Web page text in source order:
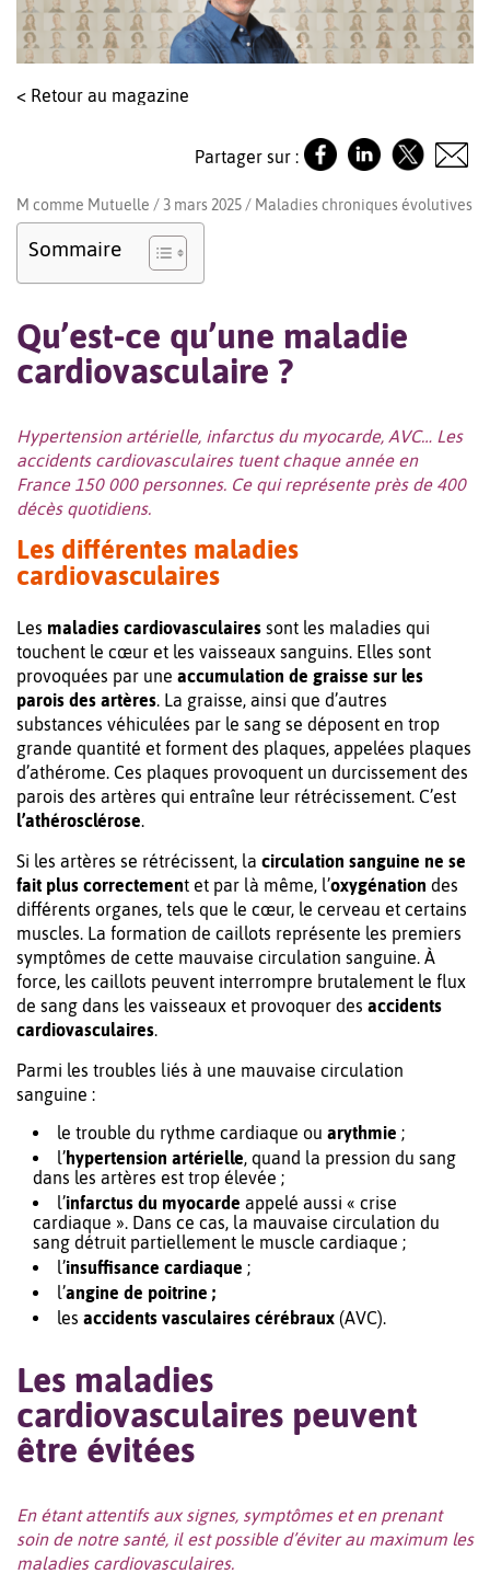
< Retour au magazine
Partager sur :
M comme Mutuelle / 3 mars 2025 / Maladies chroniques évolutives
Sommaire
Qu’est-ce qu’une maladie
cardiovasculaire ?
Hypertension artérielle, infarctus du myocarde, AVC… Les
accidents cardiovasculaires tuent chaque année en
France 150 000 personnes. Ce qui représente près de 400
décès quotidiens.
Les différentes maladies
cardiovasculaires
Les maladies cardiovasculaires sont les maladies qui
touchent le cœur et les vaisseaux sanguins. Elles sont
provoquées par une accumulation de graisse sur les
parois des artères. La graisse, ainsi que d’autres
substances véhiculées par le sang se déposent en trop
grande quantité et forment des plaques, appelées plaques
d’athérome. Ces plaques provoquent un durcissement des
parois des artères qui entraîne leur rétrécissement. C’est
l’athérosclérose.
Si les artères se rétrécissent, la circulation sanguine ne se
fait plus correctement et par là même, l’oxygénation des
différents organes, tels que le cœur, le cerveau et certains
muscles. La formation de caillots représente les premiers
symptômes de cette mauvaise circulation sanguine. À
force, les caillots peuvent interrompre brutalement le flux
de sang dans les vaisseaux et provoquer des accidents
cardiovasculaires.
Parmi les troubles liés à une mauvaise circulation
sanguine :
le trouble du rythme cardiaque ou arythmie ;
l’hypertension artérielle, quand la pression du sang
dans les artères est trop élevée ;
l’infarctus du myocarde appelé aussi « crise
cardiaque ». Dans ce cas, la mauvaise circulation du
sang détruit partiellement le muscle cardiaque ;
l’insuffisance cardiaque ;
l’angine de poitrine ;
les accidents vasculaires cérébraux (AVC).
Les maladies
cardiovasculaires peuvent
être évitées
En étant attentifs aux signes, symptômes et en prenant
soin de notre santé, il est possible d’éviter au maximum les
maladies cardiovasculaires.